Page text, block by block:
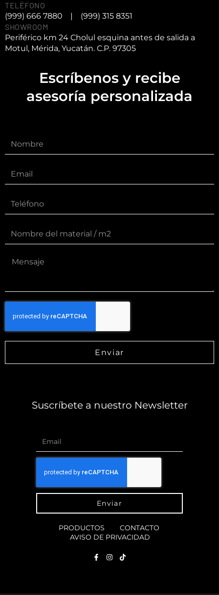
TELÉFONO
(999) 666 7880
|
(999) 315 8351
SHOWROOM
Periférico km 24 Cholul esquina antes de salida a
Motul, Mérida, Yucatán. C.P. 97305
Escríbenos y recibe
asesoría personalizada
Enviar
Suscríbete a nuestro Newsletter
Enviar
PRODUCTOS
CONTACTO
AVISO DE PRIVACIDAD